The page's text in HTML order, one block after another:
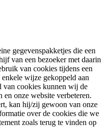
gegevenspakketjes die een
van een bezoeker met daarin
van cookies tijdens een
wijze gekoppeld aan
van cookies kunnen wij de
en onze website verbeteren.
kan hij/zij gewoon van onze
over de cookies die we
zoals terug te vinden op